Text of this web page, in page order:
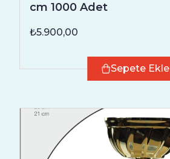
cm 1000 Adet
₺5.900,00
Sepete Ekle